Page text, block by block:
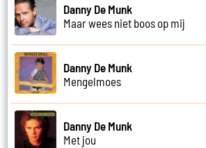
Danny De Munk
Maar wees niet boos op mij
Danny De Munk
Mengelmoes
Danny De Munk
Met jou